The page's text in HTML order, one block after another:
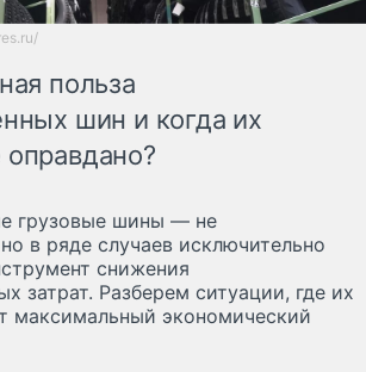
польза
шин и когда их
грузовые шины — не
в ряде случаев исключительно
снижения
затрат. Разберем ситуации, где их
максимальный экономический